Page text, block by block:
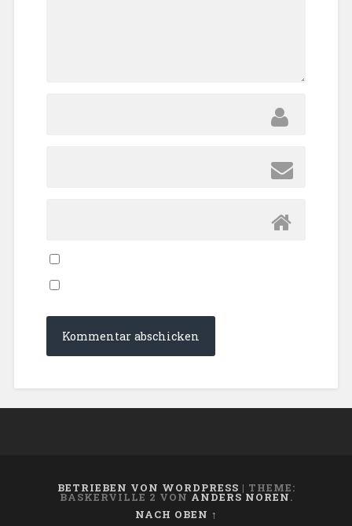
BETRIEBEN VON WORDPRESS | THEME:
BASKERVILLE 2 VON ANDERS NOREN.
NACH OBEN ↑